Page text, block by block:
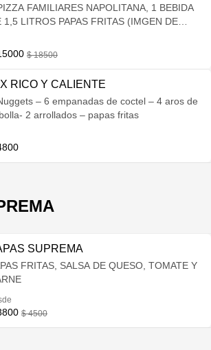
FAMILIARES NAPOLITANA, 1 BEBIDA
LITROS PAPAS FRITAS (IMGEN DE
$ 18500
RICO Y CALIENTE
– 6 empanadas de coctel – 4 aros de
2 arrollados – papas fritas
SUPREMA
FRITAS, SALSA DE QUESO, TOMATE Y
$ 4500